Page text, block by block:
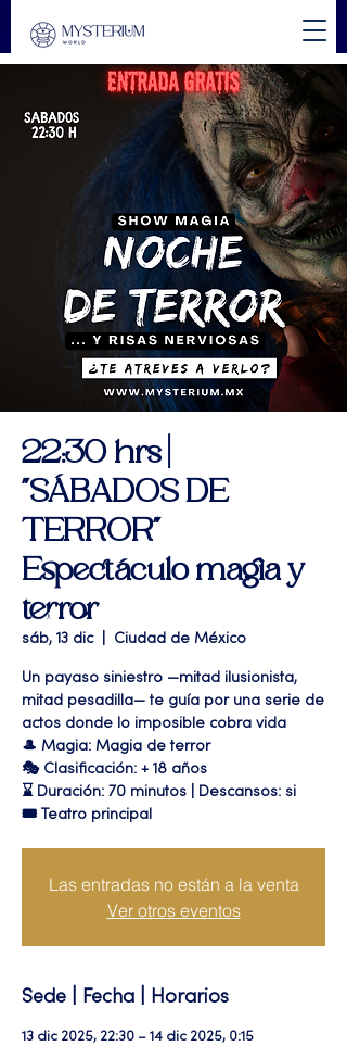
22:30 hrs |
"SÁBADOS DE
TERROR"
Espectáculo magia y
terror
sáb, 13 dic
  |
Ciudad de México
Un payaso siniestro —mitad ilusionista,
mitad pesadilla— te guía por una serie de
actos donde lo imposible cobra vida
🎩 Magia: Magia de terror
🎭 Clasificación: + 18 años
⌛ Duración: 70 minutos | Descansos: si
🎟 Teatro principal
Las entradas no están a la venta
Ver otros eventos
Sede | Fecha | Horarios
13 dic 2025, 22:30 – 14 dic 2025, 0:15